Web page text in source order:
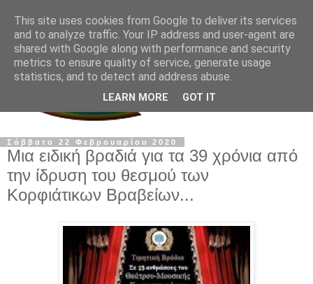
Σάββατο 22 Φεβρουαρίου 2020
Μια ειδική βραδιά για τα 39 χρόνια από
την ίδρυση του θεσμού των
Κορφιάτικων Βραβείων...
This site uses cookies from Google to deliver its services
and to analyze traffic. Your IP address and user-agent are
shared with Google along with performance and security
metrics to ensure quality of service, generate usage
statistics, and to detect and address abuse.
LEARN MORE GOT IT